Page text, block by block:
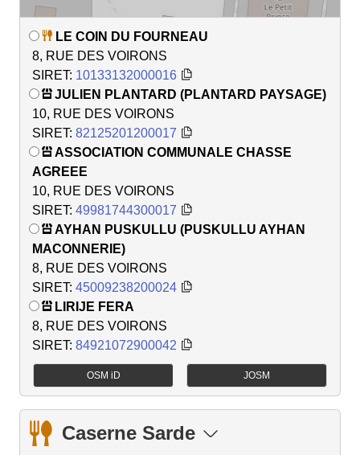
LE COIN DU FOURNEAU
8, RUE DES VOIRONS
SIRET: 10133132000016
JULIEN PLANTARD (PLANTARD PAYSAGE)
10, RUE DES VOIRONS
SIRET: 82125201200017
ASSOCIATION COMMUNALE CHASSE
AGREEE
10, RUE DES VOIRONS
SIRET: 49981744300017
AYHAN PUSKULLU (PUSKULLU AYHAN
MACONNERIE)
8, RUE DES VOIRONS
SIRET: 45009238200024
LIRIJE FERA
8, RUE DES VOIRONS
SIRET: 84921072900042
OSM iD JOSM
Caserne Sarde